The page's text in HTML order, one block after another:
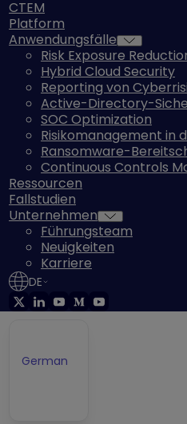
CTEM
Platform
Anwendungsfälle
Risk Exposure
Hybrid Cloud Security
Reporting von
Active-Directory-
SOC Optimization
Risikomanagement in
Ransomware-
Continuous Controls
Ressourcen
Fallstudien
Unternehmen
Führungsteam
Neuigkeiten
Karriere
DE
German